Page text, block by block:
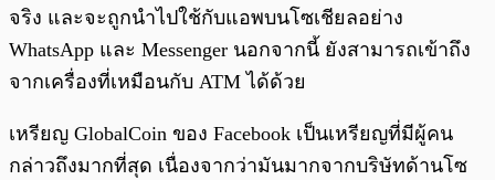
จริง และจะถูกนำไปใช้กับแอพบนโซเชียลอย่าง
WhatsApp และ Messenger นอกจากนี้ ยังสามารถเข้าถึง
จากเครื่องที่เหมือนกับ ATM ได้ด้วย
เหรียญ GlobalCoin ของ Facebook เป็นเหรียญที่มีผู้คน
กล่าวถึงมากที่สุด เนื่องจากว่ามันมากจากบริษัทด้านโซ